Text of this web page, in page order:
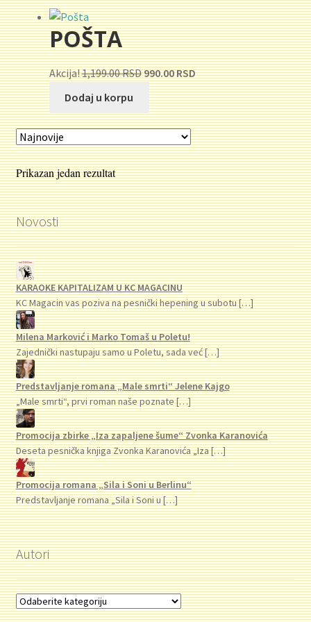
Novosti
O nama
Plaćanje
Privatnost
Uslovi korišćenja
POŠTA
Akcija!1,199.00RSDOriginalna
cena
je
bila:
1,199.00 RSD.
990.00RSDTrenutna
cena
je:
990.00 RSD.
Dodaj u korpu
Prikazan jedan rezultat
Novosti
KARAOKE KAPITALIZAM U KC MAGACINU
KC Magacin vas poziva na pesnički hepening u subotu[…]
Milena Marković i Marko Tomaš u Poletu!
Zajednički nastupaju samo u Poletu, sada već[…]
Predstavljanje romana „Male smrti“ Jelene Kajgo
„Male smrti“, prvi roman naše poznate[…]
Promocija zbirke „Iza zapaljene šume“ Zvonka Karanovića
Deseta pesnička knjiga Zvonka Karanovića „Iza[…]
Promocija romana „Sila i Soni u Berlinu“
Predstavljanje romana „Sila i Soni u[…]
Autori